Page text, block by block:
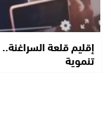
إقليم قلعة
تنموية